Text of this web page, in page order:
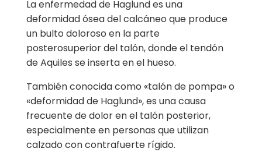
La enfermedad de Haglund es una
deformidad ósea del calcáneo que produce
un bulto doloroso en la parte
posterosuperior del talón, donde el tendón
de Aquiles se inserta en el hueso.
También conocida como «talón de pompa» o
«deformidad de Haglund», es una causa
frecuente de dolor en el talón posterior,
especialmente en personas que utilizan
calzado con contrafuerte rígido.